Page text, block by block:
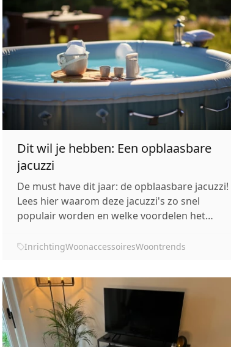
Dit wil je hebben: Een opblaasbare
jacuzzi
De must have dit jaar: de opblaasbare jacuzzi!
Lees hier waarom deze jacuzzi's zo snel
populair worden en welke voordelen het
InrichtingWoonaccessoiresWoontrends